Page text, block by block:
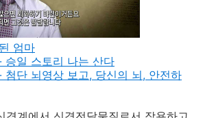
엄마
승일 스토리 나는 산다
첨단 뇌영상 보고, 당신의 뇌, 안전하